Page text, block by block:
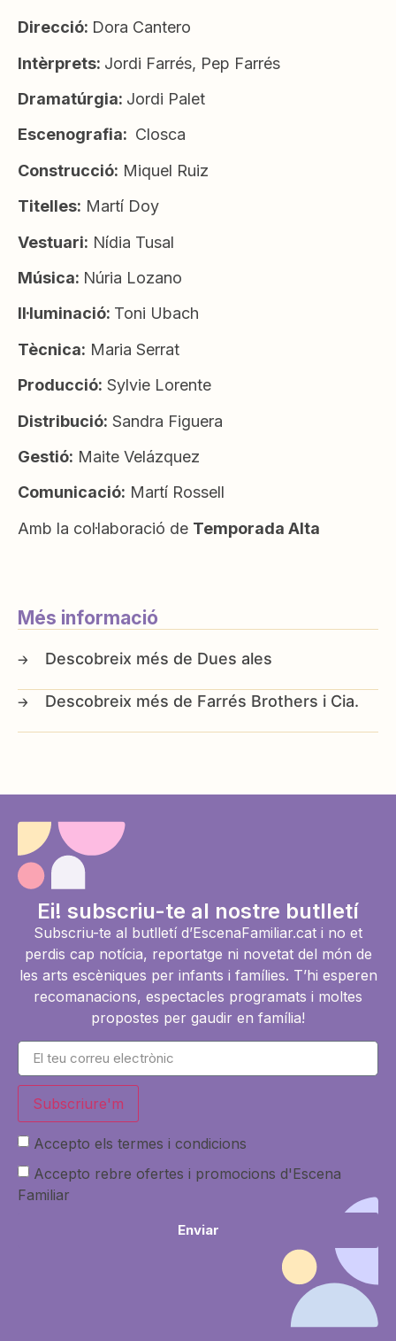
Direcció: Dora Cantero
Intèrprets: Jordi Farrés, Pep Farrés
Dramatúrgia: Jordi Palet
Escenografia: Closca
Construcció: Miquel Ruiz
Titelles: Martí Doy
Vestuari: Nídia Tusal
Música: Núria Lozano
Il·luminació: Toni Ubach
Tècnica: Maria Serrat
Producció: Sylvie Lorente
Distribució: Sandra Figuera
Gestió: Maite Velázquez
Comunicació: Martí Rossell
Amb la col·laboració de Temporada Alta
Més informació
Dues ales
Farrés Brothers i Cia.
Ei! subscriu-te al nostre butlletí
Subscriu-te al butlletí d’EscenaFamiliar.cat i no et
perdis cap notícia, reportatge ni novetat del món de
les arts escèniques per infants i famílies. T’hi esperen
recomanacions, espectacles programats i moltes
propostes per gaudir en família!
Subscriure'm
Accepto els termes i condicions
Accepto rebre ofertes i promocions d'Escena
Familiar
Enviar